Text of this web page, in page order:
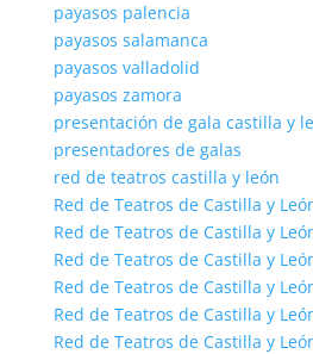
payasos palencia
payasos salamanca
payasos valladolid
payasos zamora
presentación de gala castilla y
presentadores de galas
red de teatros castilla y león
Red de Teatros de Castilla y
Red de Teatros de Castilla y
Red de Teatros de Castilla y
Red de Teatros de Castilla y
Red de Teatros de Castilla y
Red de Teatros de Castilla y